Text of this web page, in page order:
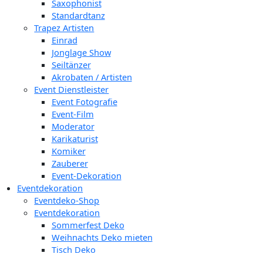
Saxophonist
Standardtanz
Trapez Artisten
Einrad
Jonglage Show
Seiltänzer
Akrobaten / Artisten
Event Dienstleister
Event Fotografie
Event-Film
Moderator
Karikaturist
Komiker
Zauberer
Event-Dekoration
Eventdekoration
Eventdeko-Shop
Eventdekoration
Sommerfest Deko
Weihnachts Deko mieten
Tisch Deko